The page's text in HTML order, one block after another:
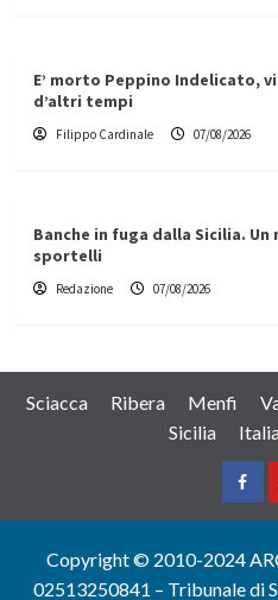
E’ morto Peppino Indelicato,
d’altri tempi
Filippo Cardinale 07/08/2026
Banche in fuga dalla Sicilia.
sportelli
Redazione 07/08/2026
Sciacca Ribera Menfi
Sicilia
Copyright © 2010-2024
02513250841 – Tribunale di